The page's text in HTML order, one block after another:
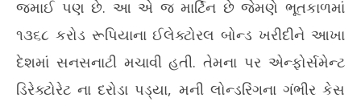
જમાઈ પણ છે. આ એ જ માર્ટિન છે જેમણે ભૂતકાળમાં
૧૩૬૮ કરોડ રૂપિયાના ઈલેક્ટોરલ બોન્ડ ખરીદીને આખા
દેશમાં સનસનાટી મચાવી હતી. તેમના પર એન્ફોર્સમેન્ટ
ડિરેક્ટોરેટ ના દરોડા પડ્યા, મની લોન્ડરિંગના ગંભીર કેસ